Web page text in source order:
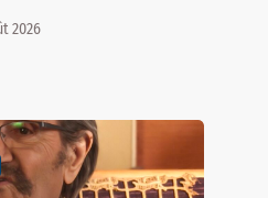
2026